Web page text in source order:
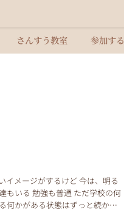
さんすう教室 参加する
何かがある状態はずっと続かな